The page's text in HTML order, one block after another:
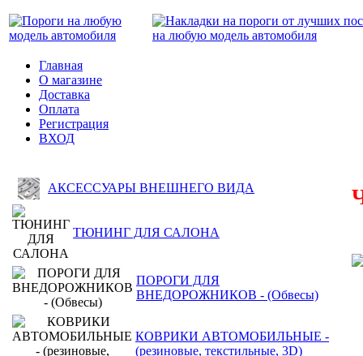
Главная
О магазине
Доставка
Оплата
Регистрация
ВХОД
АКСЕССУАРЫ ВНЕШНЕГО ВИДА
ТЮНИНГ ДЛЯ САЛОНА
ПОРОГИ ДЛЯ
ВНЕДОРОЖНИКОВ - (Обвесы)
КОВРИКИ АВТОМОБИЛЬНЫЕ -
(резиновые, текстильные, 3D)